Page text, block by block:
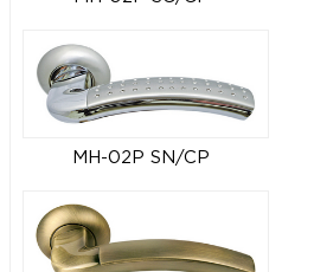
MH-02P SN/CP